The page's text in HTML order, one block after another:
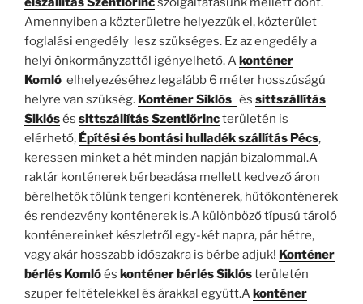
Amennyiben a közterületre helyezzük el, közterület
foglalási engedély lesz szükséges. Ez az engedély a
helyi önkormányzattól igényelhető. Akonténer
Komló elhelyezéséhez legalább 6 méter hosszúságú
helyre van szükség. Konténer Siklós és sittszállítás
Siklósés sittszállítás Szentlőrincterületén is
elérhető, Építési és bontási hulladék szállítás Pécs,
keressen minket a hét minden napján bizalommal.A
raktár konténerek bérbeadása mellett kedvező áron
bérelhetők tőlünk tengeri konténerek, hűtőkonténerek
és rendezvény konténerek is.A különböző típusú tároló
konténereinket készletről egy-két napra, pár hétre,
vagy akár hosszabb időszakra is bérbe adjuk! Konténer
bérlés Komlóés konténer bérlés Siklósterületén
szuper feltételekkel és árakkal együtt.Akonténer